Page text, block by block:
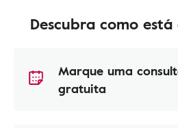
Descubra como
Marque uma
gratuita